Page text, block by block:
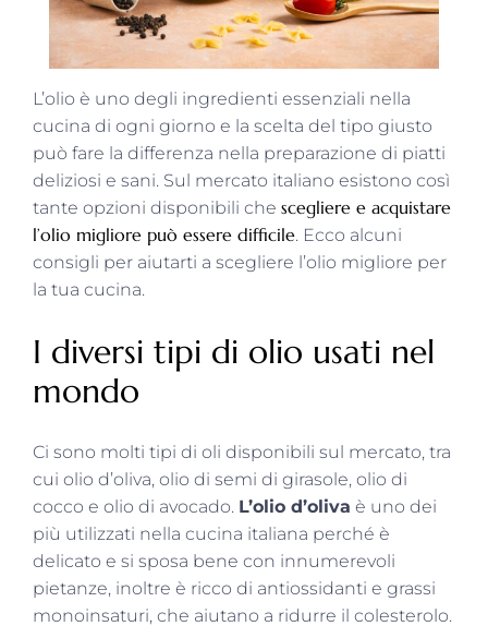
L’olio è uno degli ingredienti essenziali nella
cucina di ogni giorno e la scelta del tipo giusto
può fare la differenza nella preparazione di piatti
deliziosi e sani. Sul mercato italiano esistono così
tante opzioni disponibili che scegliere e acquistare
l’olio migliore può essere difficile. Ecco alcuni
consigli per aiutarti a scegliere l’olio migliore per
la tua cucina.
I diversi tipi di olio usati nel
mondo
Ci sono molti tipi di oli disponibili sul mercato, tra
cui olio d’oliva, olio di semi di girasole, olio di
cocco e olio di avocado. L’olio d’oliva è uno dei
più utilizzati nella cucina italiana perché è
delicato e si sposa bene con innumerevoli
pietanze, inoltre è ricco di antiossidanti e grassi
monoinsaturi, che aiutano a ridurre il colesterolo.